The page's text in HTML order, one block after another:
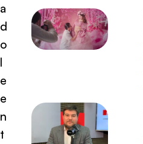
a
d
o
l
e
e
n
t